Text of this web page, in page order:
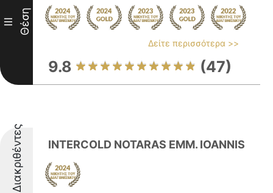
III Θέση
Δείτε περισσότερα >>
9.8 (47)
Διακριθέντες INTERCOLD NOTARAS EMM. IOANNIS